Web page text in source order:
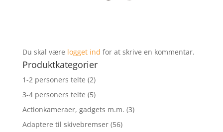
Du skal være logget ind for at skrive en kommentar.
Produktkategorier
1-2 personers telte (2)
3-4 personers telte (5)
Actionkameraer, gadgets m.m. (3)
Adaptere til skivebremser (56)